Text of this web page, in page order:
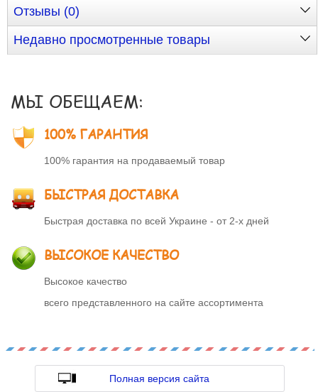
Отзывы (0)
Недавно просмотренные товары
МЫ ОБЕЩАЕМ:
100% ГАРАНТИЯ
100% гарантия на продаваемый товар
БЫСТРАЯ ДОСТАВКА
Быстрая доставка по всей Украине - от 2-х дней
ВЫСОКОЕ КАЧЕСТВО
Высокое качество
всего представленного на сайте ассортимента
Полная версия сайта